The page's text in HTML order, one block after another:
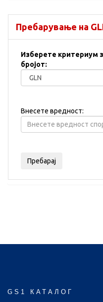
Пребарување на
Изберете критериум
бројот:
Внесете вредност:
GS1 КАТАЛОГ